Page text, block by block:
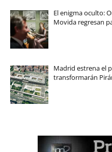
El enigma oculto:
Movida regresan
Madrid estrena el
transformarán